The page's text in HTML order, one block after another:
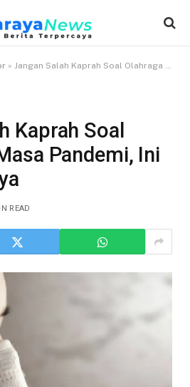
» Jangan Salah Kaprah Soal Olahraga di Masa Pandemi, Ini Penjelasannya
Kaprah Soal
Pandemi, Ini
READ